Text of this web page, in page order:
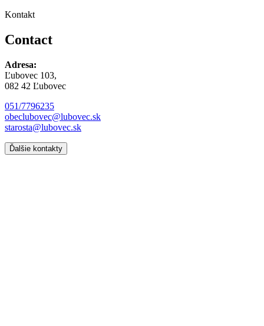
Kontakt
Contact
Adresa:
Ľubovec 103,
082 42 Ľubovec
051/7796235
obeclubovec@lubovec.sk
starosta@lubovec.sk
Ďalšie kontakty